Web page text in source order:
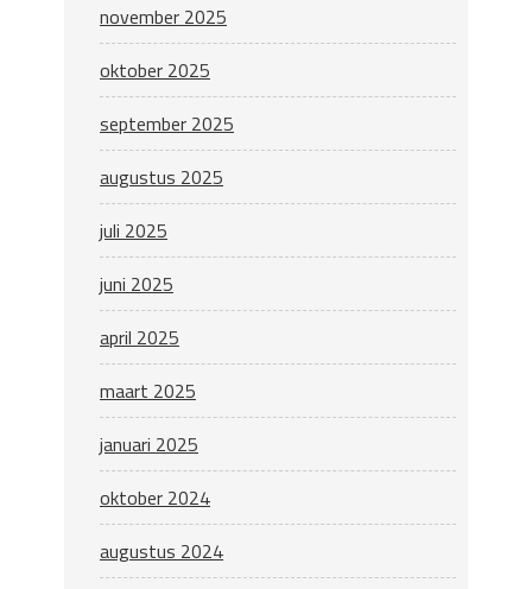
november 2025
oktober 2025
september 2025
augustus 2025
juli 2025
juni 2025
april 2025
maart 2025
januari 2025
oktober 2024
augustus 2024